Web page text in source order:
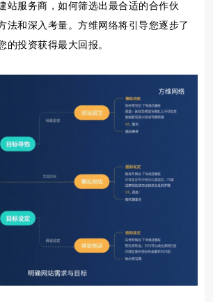
站服务商，如何筛选出最合适的合作伙
法和深入考量。方维网络将引导您逐步了
的投资获得最大回报。